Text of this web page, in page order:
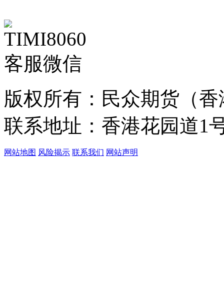
客服微信
版权所有：民众期货（
联系地址：香港花园道1
网站地图 风险揭示 联系我们 网站声明